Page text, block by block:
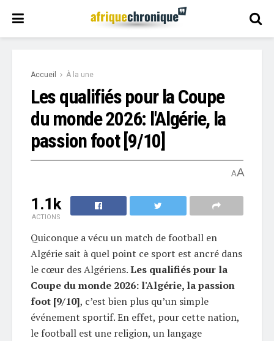
Accueil À la une
Les qualifiés pour la Coupe
du monde 2026: l'Algérie, la
passion foot [9/10]
AA
1.1k
ACTIONS
Quiconque a vécu un match de football en
Algérie sait à quel point ce sport est ancré dans
le cœur des Algériens.Les qualifiés pour la
Coupe du monde 2026: l'Algérie, la passion
foot [9/10], c’est bien plus qu’un simple
événement sportif. En effet, pour cette nation,
le football est une religion, un langage